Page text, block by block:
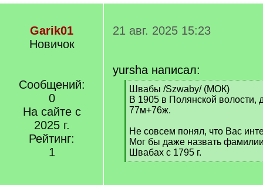
Garik01
Новичок
Сообщений:
0
На сайте с
2025 г.
Рейтинг:
1
21 авг. 2025 15:23
yursha написал:
[
q
]
Швабы /Szwaby/ (МОК)
В 1905 в Полянской волости,
77м+76ж.
Не совсем понял, что Вас
Мог бы даже назвать
Швабах с 1795 г.
[